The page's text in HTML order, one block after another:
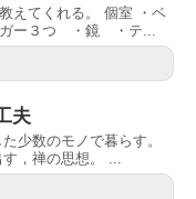
えてくれる。 個室 ・ベ
ー３つ ・鏡 ・テ...
夫
少数のモノで暮らす。
，禅の思想。 ...